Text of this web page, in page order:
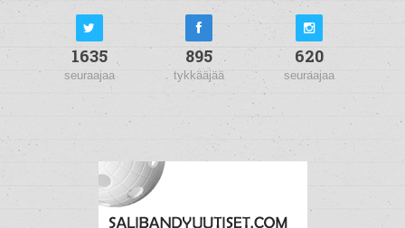
1635
seuraajaa
895
tykkääjää
620
seuraajaa